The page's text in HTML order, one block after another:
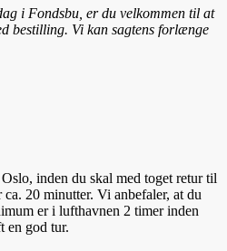
i Fondsbu, er du velkommen til at
bestilling. Vi kan sagtens forlænge
inden du skal med toget retur til
20 minutter. Vi anbefaler, at du
er i lufthavnen 2 timer inden
en god tur.